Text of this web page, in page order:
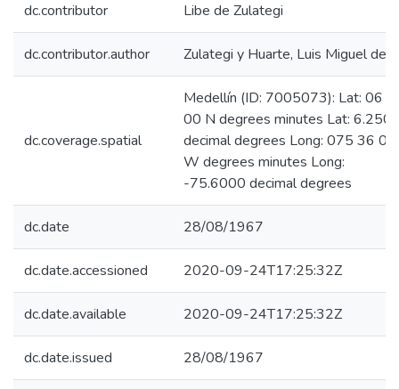
dc.contributor Libe de Zulategi
dc.contributor.author Zulategi y Huarte, Luis Miguel de
dc.coverage.spatial
Medellín (ID: 7005073): Lat: 06
00 N degrees minutes Lat:
decimal degrees Long: 075 36 00
W degrees minutes Long:
-75.6000 decimal degrees
dc.date 28/08/1967
dc.date.accessioned 2020-09-24T17:25:32Z
dc.date.available 2020-09-24T17:25:32Z
dc.date.issued 28/08/1967